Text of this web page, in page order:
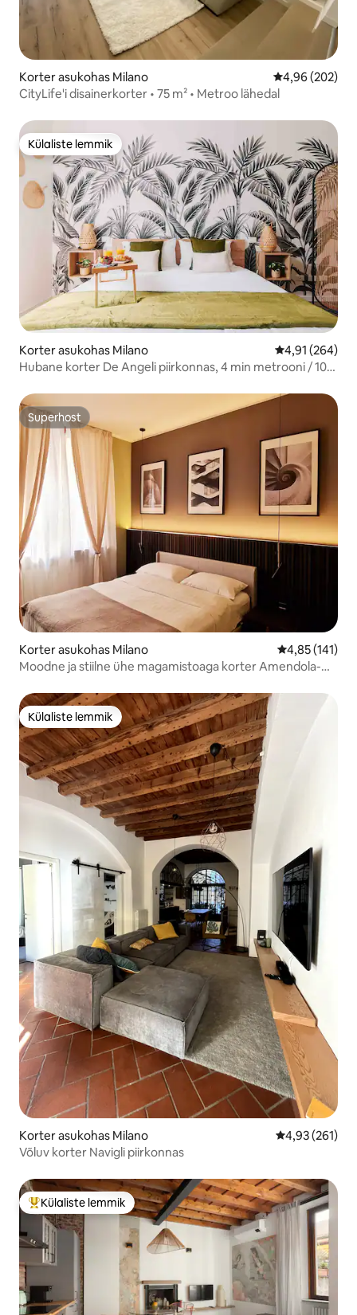
Korter asukohas Milano Keskmine
4,96 (202)
CityLife'i disainerkorter • 75 m² • Metroo lähedal
Külaliste lemmik
Külaliste lemmik
Korter asukohas Milano Keskmine
4,91 (264)
Hubane korter De Angeli piirkonnas, 4 min metrooni / 10
Superhost
Superhost
Korter asukohas Milano Keskmine
4,85 (141)
Moodne ja stiilne ühe magamistoaga korter Amendola-
Külaliste lemmik
Külaliste lemmik
Korter asukohas Milano Keskmine
4,93 (261)
Võluv korter Navigli piirkonnas
Külaliste suur lemmik
Külaliste lemmik